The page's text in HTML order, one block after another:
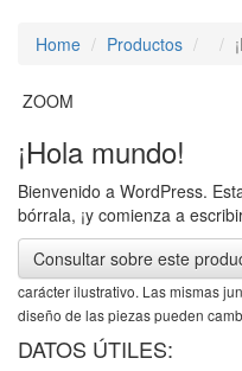
Home Productos
ZOOM
¡Hola mundo!
Bienvenido a WordPress.
bórrala, ¡y comienza a
Consultar sobre este
carácter ilustrativo. Las mismas
diseño de las piezas pueden
DATOS ÚTILES: